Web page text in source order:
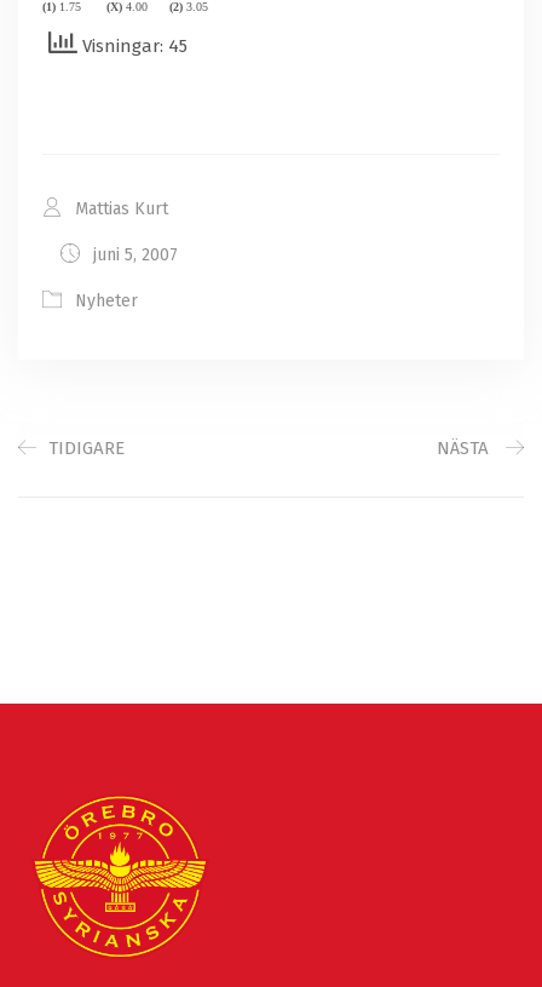
(1) 1.75 (X) 4.00 (2) 3.05
Visningar: 45
Mattias Kurt
juni 5, 2007
Nyheter
TIDIGARE NÄSTA